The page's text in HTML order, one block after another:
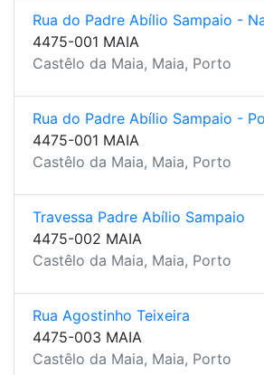
Rua do Padre Abílio Sampaio -
4475-001 MAIA
Castêlo da Maia, Maia, Porto
Rua do Padre Abílio Sampaio -
4475-001 MAIA
Castêlo da Maia, Maia, Porto
Travessa Padre Abílio Sampaio
4475-002 MAIA
Castêlo da Maia, Maia, Porto
Rua Agostinho Teixeira
4475-003 MAIA
Castêlo da Maia, Maia, Porto